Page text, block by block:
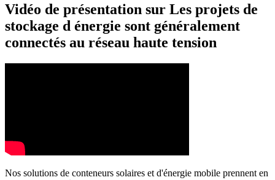
Vidéo de présentation sur Les projets de
stockage d énergie sont généralement
connectés au réseau haute tension
Nos solutions de conteneurs solaires et d'énergie mobile prennent en